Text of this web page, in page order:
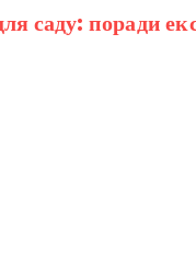
саду: поради